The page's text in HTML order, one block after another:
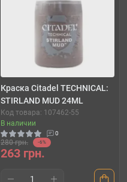
Краска Citadel TECHNICAL:
STIRLAND MUD 24ML
Код товара: 107462-55
В наличии
0
280 грн. -6%
263 грн.